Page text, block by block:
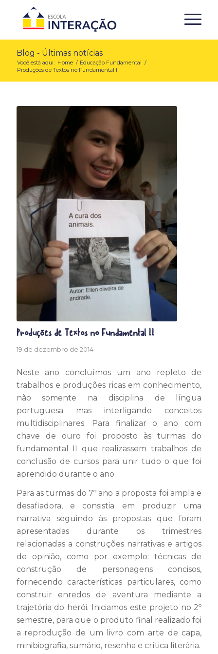
Blog - Últimas notícias
Você está aqui: Home / Educação Fundamental /
Produções de Textos no Fundamental II
Produções de Textos no Fundamental II
19 de dezembro de 2014
Neste ano concluímos um ano repleto de
trabalhos e produções ricas em conhecimento,
não somente na disciplina de língua
portuguesa mas interligando conceitos
multidisciplinares. Para finalizar o ano com
chave de ouro foi proposto às turmas do
fundamental II que realizassem trabalhos de
conclusão de cursos para unir tudo o que foi
aprendido durante o ano.
Para as turmas do 7º ano a proposta foi ampla e
desafiadora, e consistia em produzir uma
narrativa seguindo às propostas que foram
apresentadas durante os trimestres
relacionadas a construções narrativas e artigos
de opinião, como por exemplo: técnicas de
construção de personagens concisos,
fornecendo características particulares, como
construir enredos de aventura mediante a
trajetória do herói. Iniciamos este projeto no 2º
semestre, para que o produto final realizado foi
a reprodução de um livro com arte de capa,
minibiografia, sumário, resenha e crítica literária.